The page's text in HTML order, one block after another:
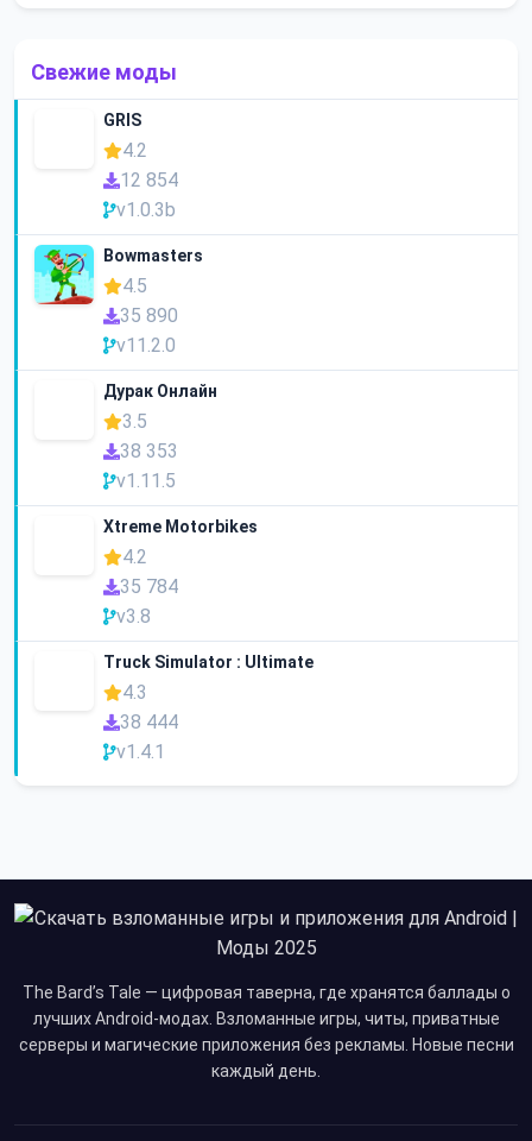
Свежие моды
GRIS
4.2
12 854
v1.0.3b
Bowmasters
4.5
35 890
v11.2.0
Дурак Онлайн
3.5
38 353
v1.11.5
Xtreme Motorbikes
4.2
35 784
v3.8
Truck Simulator : Ultimate
4.3
38 444
v1.4.1
The Bard’s Tale — цифровая таверна, где хранятся баллады о
лучших Android-модах. Взломанные игры, читы, приватные
серверы и магические приложения без рекламы. Новые песни
каждый день.